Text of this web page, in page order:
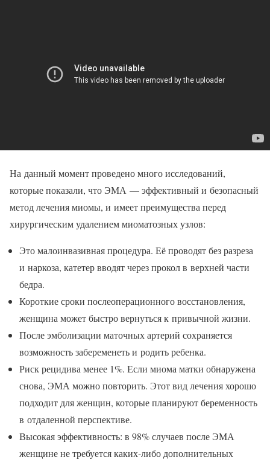
На данный момент проведено много исследований,
которые показали, что ЭМА — эффективный и безопасный
метод лечения миомы, и имеет преимущества перед
хирургическим удалением миоматозных узлов:
Это малоинвазивная процедура. Её проводят без разреза
и наркоза, катетер вводят через прокол в верхней части
бедра.
Короткие сроки послеоперационного восстановления,
женщина может быстро вернуться к привычной жизни.
После эмболизации маточных артерий сохраняется
возможность забеременеть и родить ребенка.
Риск рецидива менее 1%. Если миома матки обнаружена
снова, ЭМА можно повторить. Этот вид лечения хорошо
подходит для женщин, которые планируют беременность
в отдаленной перспективе.
Высокая эффективность: в 98% случаев после ЭМА
женщине не требуется каких-либо дополнительных